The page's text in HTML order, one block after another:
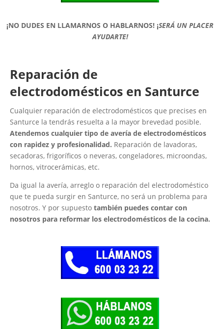
¡NO DUDES EN LLAMARNOS O HABLARNOS! ¡SERÁ UN PLACER
AYUDARTE!
Reparación de
electrodomésticos en Santurce
Cualquier reparación de electrodomésticos que precises en
Santurce la tendrás resuelta a la mayor brevedad posible.
Atendemos cualquier tipo de avería de electrodomésticos
con rapidez y profesionalidad. Reparación de lavadoras,
secadoras, frigoríficos o neveras, congeladores, microondas,
hornos, vitrocerámicas, etc.
Da igual la avería, arreglo o reparación del electrodoméstico
que te pueda surgir en Santurce, no será un problema para
nosotros. Y por supuesto también puedes contar con
nosotros para reformar los electrodomésticos de la cocina.